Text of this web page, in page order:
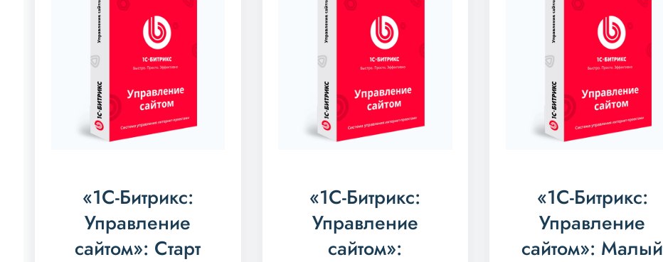
«1С-Битрикс:
Управление
сайтом»: Старт
«1С-Битрикс:
Управление
сайтом»:
«1С-Битрикс:
Управление
сайтом»: Малый